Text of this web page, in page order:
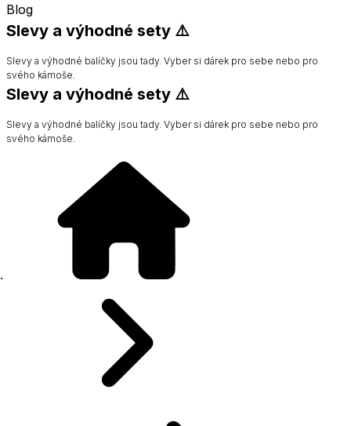
Blog
Slevy a výhodné sety ⚠️
Slevy a výhodné balíčky jsou tady. Vyber si dárek pro sebe nebo pro
svého kámoše.
Slevy a výhodné sety ⚠️
Slevy a výhodné balíčky jsou tady. Vyber si dárek pro sebe nebo pro
svého kámoše.